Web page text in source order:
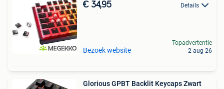
€ 34,95 Details
Bezoek website
Topadvertentie
2 aug 26
Glorious GPBT Backlit Keycaps Zwart